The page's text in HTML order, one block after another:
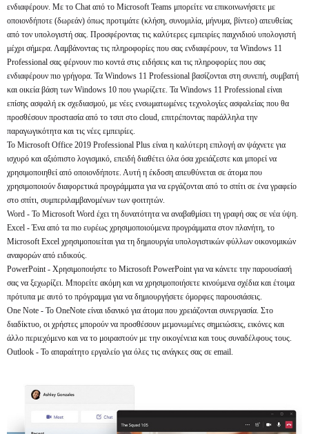
ενδιαφέρουν. Με το Chat από το Microsoft Teams μπορείτε να επικοινωνήσετε με
οποιονδήποτε (δωρεάν) όπως προτιμάτε (κλήση, συνομιλία, μήνυμα, βίντεο) απευθείας
από τον υπολογιστή σας. Προσφέροντας τις καλύτερες εμπειρίες παιχνιδιού υπολογιστή
μέχρι σήμερα. Λαμβάνοντας τις πληροφορίες που σας ενδιαφέρουν, τα Windows 11
Professional σας φέρνουν πιο κοντά στις ειδήσεις και τις πληροφορίες που σας
ενδιαφέρουν πιο γρήγορα. Τα Windows 11 Professional βασίζονται στη συνεπή, συμβατή
και οικεία βάση των Windows 10 που γνωρίζετε. Τα Windows 11 Professional είναι
επίσης ασφαλή εκ σχεδιασμού, με νέες ενσωματωμένες τεχνολογίες ασφαλείας που θα
προσθέσουν προστασία από το τσιπ στο cloud, επιτρέποντας παράλληλα την
παραγωγικότητα και τις νέες εμπειρίες.
Το Microsoft Office 2019 Professional Plus είναι η καλύτερη επιλογή αν ψάχνετε για
ισχυρό και αξιόπιστο λογισμικό, επειδή διαθέτει όλα όσα χρειάζεστε και μπορεί να
χρησιμοποιηθεί από οποιονδήποτε. Αυτή η έκδοση απευθύνεται σε άτομα που
χρησιμοποιούν διαφορετικά προγράμματα για να εργάζονται από το σπίτι σε ένα γραφείο
στο σπίτι, συμπεριλαμβανομένων των φοιτητών.
Word - Το Microsoft Word έχει τη δυνατότητα να αναβαθμίσει τη γραφή σας σε νέα ύψη.
Excel - Ένα από τα πιο ευρέως χρησιμοποιούμενα προγράμματα στον πλανήτη, το
Microsoft Excel χρησιμοποιείται για τη δημιουργία υπολογιστικών φύλλων οικονομικών
αναφορών από ειδικούς.
PowerPoint - Χρησιμοποιήστε το Microsoft PowerPoint για να κάνετε την παρουσίασή
σας να ξεχωρίζει. Μπορείτε ακόμη και να χρησιμοποιήσετε κινούμενα σχέδια και έτοιμα
πρότυπα με αυτό το πρόγραμμα για να δημιουργήσετε όμορφες παρουσιάσεις.
One Note - Το OneNote είναι ιδανικό για άτομα που χρειάζονται συνεργασία. Στο
διαδίκτυο, οι χρήστες μπορούν να προσθέσουν μεμονωμένες σημειώσεις, εικόνες και
άλλο περιεχόμενο και να το μοιραστούν με την οικογένεια και τους συναδέλφους τους.
Outlook - Το απαραίτητο εργαλείο για όλες τις ανάγκες σας σε email.